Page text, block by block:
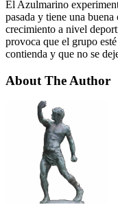
El Azulmarino
pasada y tiene una
crecimiento a nivel
provoca que el grupo
contienda y que no se
About The Author